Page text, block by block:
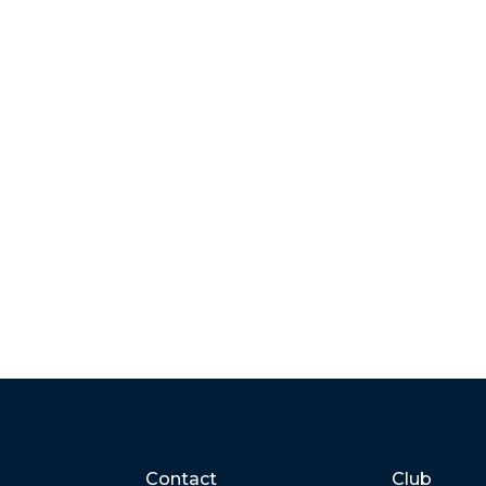
Contact Club